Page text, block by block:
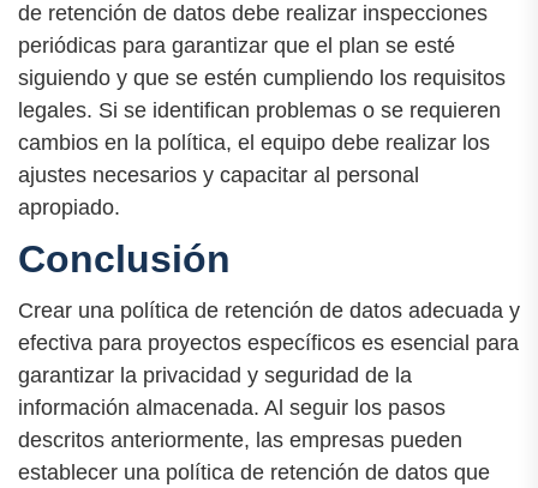
de retención de datos debe realizar inspecciones
periódicas para garantizar que el plan se esté
siguiendo y que se estén cumpliendo los requisitos
legales. Si se identifican problemas o se requieren
cambios en la política, el equipo debe realizar los
ajustes necesarios y capacitar al personal
apropiado.
Conclusión
Crear una política de retención de datos adecuada y
efectiva para proyectos específicos es esencial para
garantizar la privacidad y seguridad de la
información almacenada. Al seguir los pasos
descritos anteriormente, las empresas pueden
establecer una política de retención de datos que